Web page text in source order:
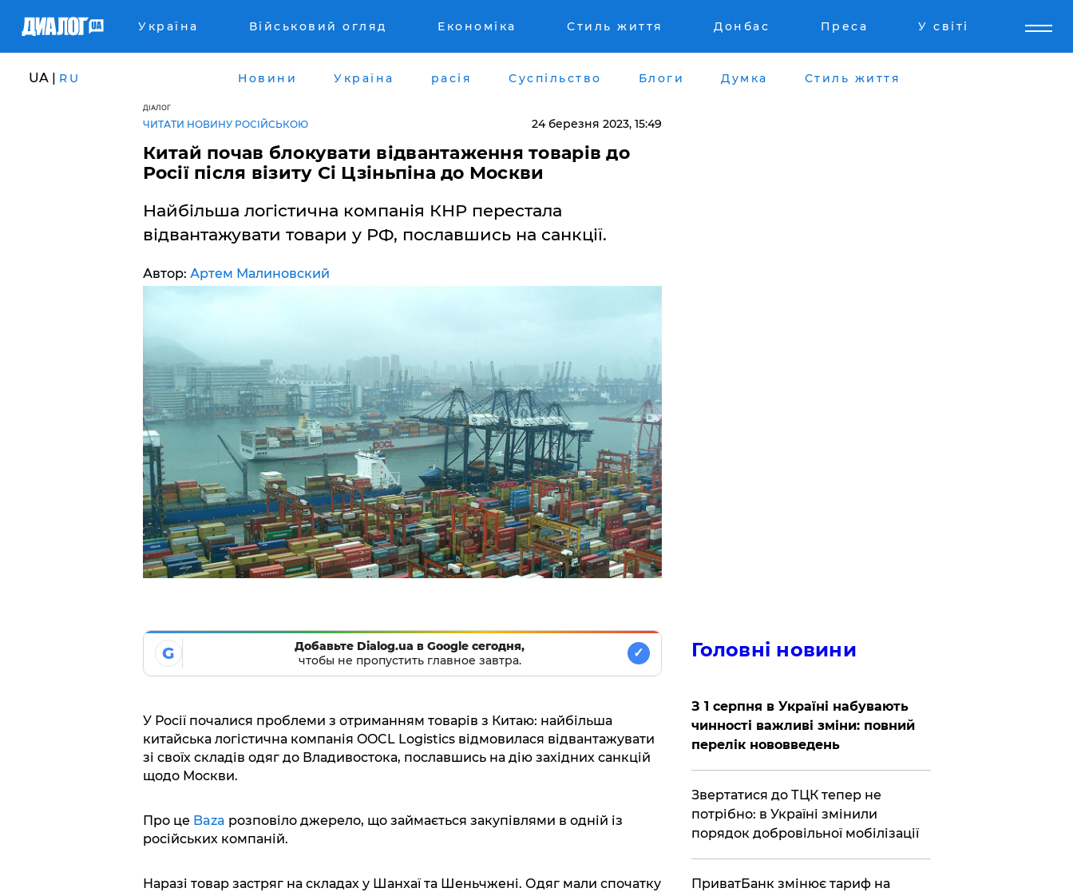
Україна Військовий огляд Економіка Стиль життя Донбас Преса У світі
UA | RU Новини Україна расія Суспільство Блоги Думка Стиль життя
ДІАЛОГ
ЧИТАТИ НОВИНУ РОСІЙСЬКОЮ 24 березня 2023, 15:49
Китай почав блокувати відвантаження товарів до
Росії після візиту Сі Цзіньпіна до Москви
Найбільша логістична компанія КНР перестала
відвантажувати товари у РФ, пославшись на санкції.
Автор: Артем Малиновский
G
Добавьте Dialog.ua в Google сегодня,
чтобы не пропустить главное завтра.
✓
У Росії почалися проблеми з отриманням товарів з Китаю: найбільша
китайська логістична компанія OOCL Logistics відмовилася відвантажувати
зі своїх складів одяг до Владивостока, пославшись на дію західних санкцій
щодо Москви.
Про це Baza розповіло джерело, що займається закупівлями в одній із
російських компаній.
Наразі товар застряг на складах у Шанхаї та Шеньчжені. Одяг мали спочатку
Головні новини
З 1 серпня в Україні набувають
чинності важливі зміни: повний
перелік нововведень
​Звертатися до ТЦК тепер не
потрібно: в Україні змінили
порядок добровільної мобілізації
​ПриватБанк змінює тариф на